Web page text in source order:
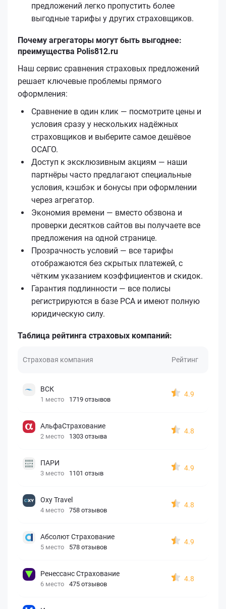
предложений легко пропустить более
выгодные тарифы у других страховщиков.
Почему агрегаторы могут быть выгоднее:
преимущества Polis812.ru
Наш сервис сравнения страховых предложений
решает ключевые проблемы прямого
оформления:
Сравнение в один клик — посмотрите цены и
условия сразу у нескольких надёжных
страховщиков и выберите самое дешёвое
ОСАГО.
Доступ к эксклюзивным акциям — наши
партнёры часто предлагают специальные
условия, кэшбэк и бонусы при оформлении
через агрегатор.
Экономия времени — вместо обзвона и
проверки десятков сайтов вы получаете все
предложения на одной странице.
Прозрачность условий — все тарифы
отображаются без скрытых платежей, с
чётким указанием коэффициентов и скидок.
Гарантия подлинности — все полисы
регистрируются в базе РСА и имеют полную
юридическую силу.
Таблица рейтинга страховых компаний:
Страховая компания Рейтинг
ВСК
1 место 1719 отзывов
4.9
АльфаСтрахование
2 место 1303 отзыва
4.8
ПАРИ
3 место 1101 отзыв
4.9
Oxy Travel
4 место 758 отзывов
4.8
Абсолют Страхование
5 место 578 отзывов
4.9
Ренессанс Страхование
6 место 475 отзывов
4.8